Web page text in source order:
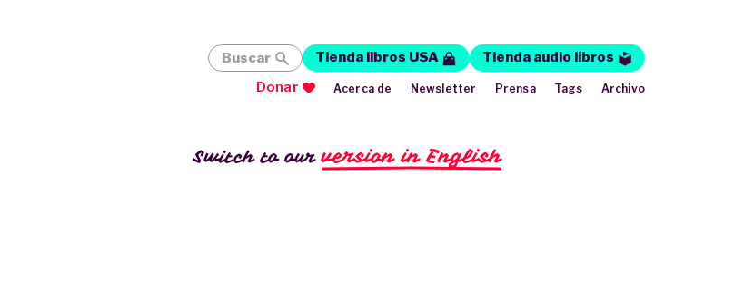
Switch to ourversion in English
Buscar Tienda libros USA
Tienda audio libros
Donar
Acerca de Newsletter Prensa Tags Archivo